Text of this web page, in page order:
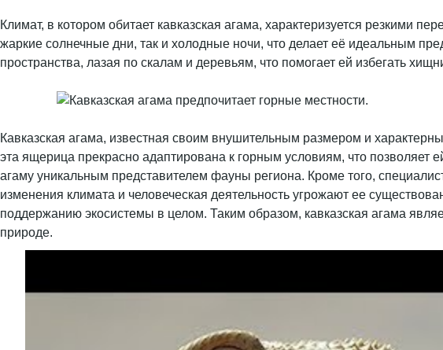
Климат, в котором обитает кавказская агама, характеризуется резкими
жаркие солнечные дни, так и холодные ночи, что делает её идеальным
пространства, лазая по скалам и деревьям, что помогает ей избегать
Кавказская агама, известная своим внушительным размером и
эта ящерица прекрасно адаптирована к горным условиям, что позволяет
агаму уникальным представителем фауны региона. Кроме того,
изменения климата и человеческая деятельность угрожают ее
поддержанию экосистемы в целом. Таким образом, кавказская агама
природе.